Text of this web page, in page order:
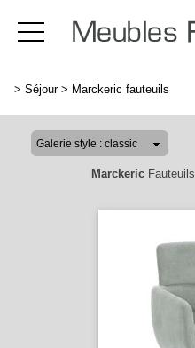
> Séjour> Marckeric fauteuils
MarckericFauteuils